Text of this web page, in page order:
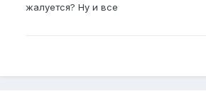
жалуется? Ну и все